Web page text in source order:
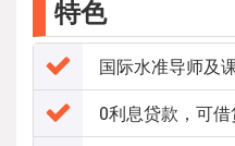
特色
国际水准导师及
0利息贷款，可